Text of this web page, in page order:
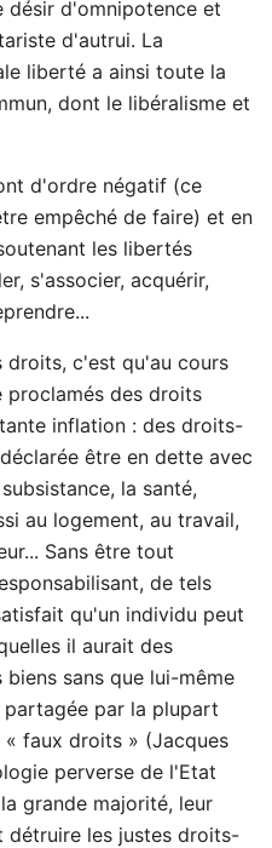
désir d'omnipotence et
d'autrui. La
liberté a ainsi toute la
dont le libéralisme et
d'ordre négatif (ce
empêché de faire) et en
les libertés
s'associer, acquérir,
droits, c'est qu'au cours
des droits
inflation : des droits-
être en dette avec
la santé,
au logement, au travail,
Sans être tout
de tels
qu'un individu peut
il aurait des
sans que lui-même
partagée par la plupart
faux droits » (Jacques
perverse de l'Etat
grande majorité, leur
détruire les justes droits-